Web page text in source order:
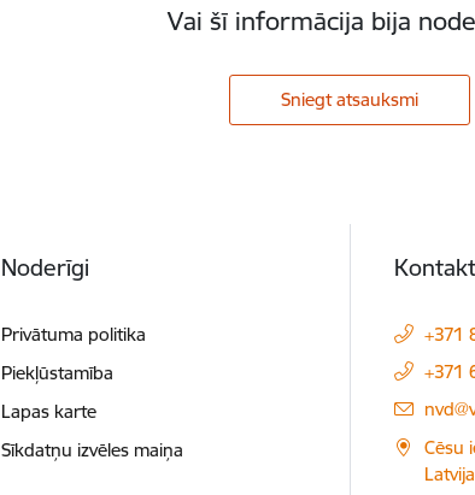
Vai šī informācija bija
Sniegt atsauksmi
Noderīgi
Privātuma politika
Piekļūstamība
Lapas karte
Sīkdatņu izvēles maiņa
+371
+371
E-
Cēsu